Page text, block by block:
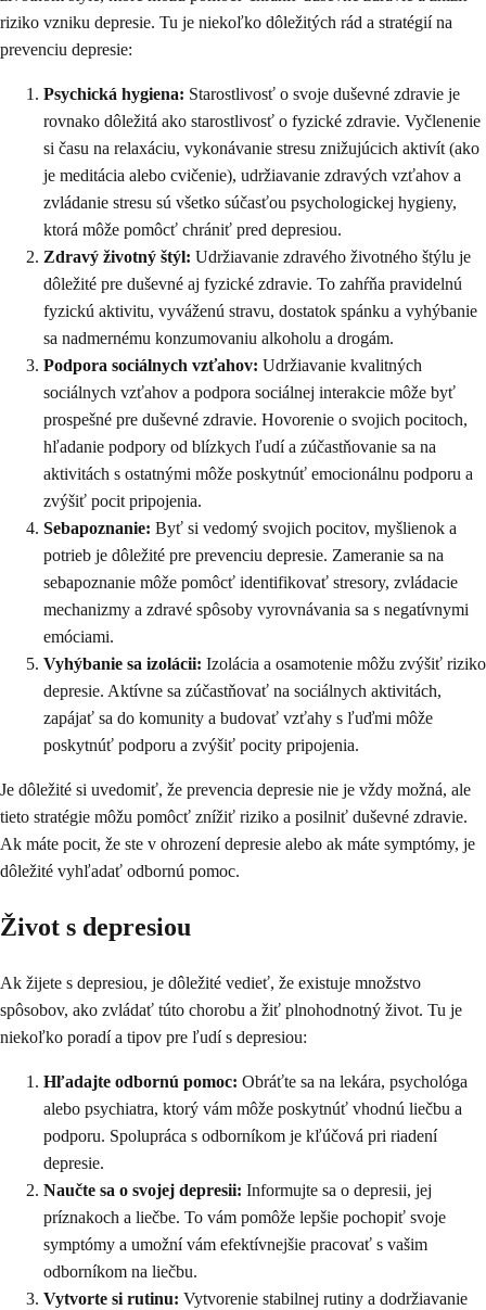
riziko vzniku depresie. Tu je niekoľko dôležitých rád a stratégií na
prevenciu depresie:
Psychická hygiena: Starostlivosť o svoje duševné zdravie je
rovnako dôležitá ako starostlivosť o fyzické zdravie. Vyčlenenie
si času na relaxáciu, vykonávanie stresu znižujúcich aktivít (ako
je meditácia alebo cvičenie), udržiavanie zdravých vzťahov a
zvládanie stresu sú všetko súčasťou psychologickej hygieny,
ktorá môže pomôcť chrániť pred depresiou.
Zdravý životný štýl: Udržiavanie zdravého životného štýlu je
dôležité pre duševné aj fyzické zdravie. To zahŕňa pravidelnú
fyzickú aktivitu, vyváženú stravu, dostatok spánku a vyhýbanie
sa nadmernému konzumovaniu alkoholu a drogám.
Podpora sociálnych vzťahov: Udržiavanie kvalitných
sociálnych vzťahov a podpora sociálnej interakcie môže byť
prospešné pre duševné zdravie. Hovorenie o svojich pocitoch,
hľadanie podpory od blízkych ľudí a zúčastňovanie sa na
aktivitách s ostatnými môže poskytnúť emocionálnu podporu a
zvýšiť pocit pripojenia.
Sebapoznanie: Byť si vedomý svojich pocitov, myšlienok a
potrieb je dôležité pre prevenciu depresie. Zameranie sa na
sebapoznanie môže pomôcť identifikovať stresory, zvládacie
mechanizmy a zdravé spôsoby vyrovnávania sa s negatívnymi
emóciami.
Vyhýbanie sa izolácii: Izolácia a osamotenie môžu zvýšiť riziko
depresie. Aktívne sa zúčastňovať na sociálnych aktivitách,
zapájať sa do komunity a budovať vzťahy s ľuďmi môže
poskytnúť podporu a zvýšiť pocity pripojenia.
Je dôležité si uvedomiť, že prevencia depresie nie je vždy možná, ale
tieto stratégie môžu pomôcť znížiť riziko a posilniť duševné zdravie.
Ak máte pocit, že ste v ohrození depresie alebo ak máte symptómy, je
dôležité vyhľadať odbornú pomoc.
Život s depresiou
Ak žijete s depresiou, je dôležité vedieť, že existuje množstvo
spôsobov, ako zvládať túto chorobu a žiť plnohodnotný život. Tu je
niekoľko poradí a tipov pre ľudí s depresiou:
Hľadajte odbornú pomoc: Obráťte sa na lekára, psychológa
alebo psychiatra, ktorý vám môže poskytnúť vhodnú liečbu a
podporu. Spolupráca s odborníkom je kľúčová pri riadení
depresie.
Naučte sa o svojej depresii: Informujte sa o depresii, jej
príznakoch a liečbe. To vám pomôže lepšie pochopiť svoje
symptómy a umožní vám efektívnejšie pracovať s vašim
odborníkom na liečbu.
Vytvorte si rutinu: Vytvorenie stabilnej rutiny a dodržiavanie